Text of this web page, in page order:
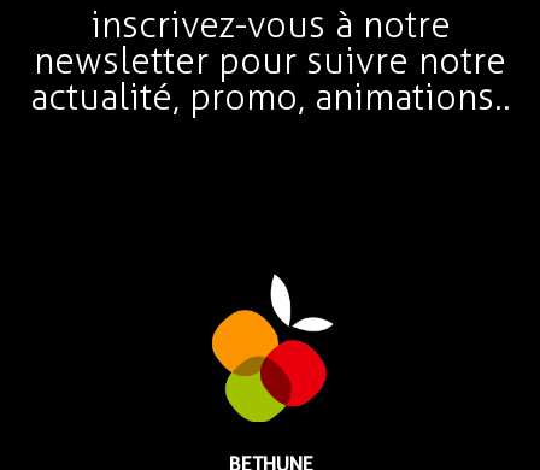
inscrivez-vous à notre
newsletter pour suivre notre
actualité, promo, animations..
BETHUNE